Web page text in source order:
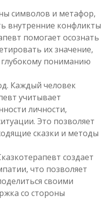
символов и метафор,
внутренние конфликты
помогает осознать
их значение,
глубокому пониманию
Каждый человек
учитывает
личности,
Это позволяет
сказки и методы
создает
что позволяет
своими
со стороны